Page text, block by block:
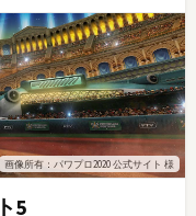
画像所有：パワプロ2020 公式サイト 様
5